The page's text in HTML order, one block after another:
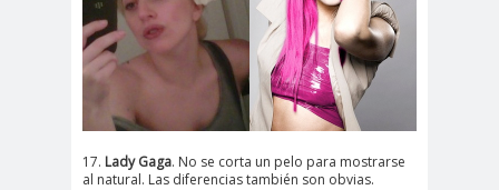
17. Lady Gaga. No se corta un pelo para mostrarse
al natural. Las diferencias también son obvias.